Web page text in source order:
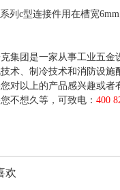
系列c型连接件用在槽宽
集团是一家从事工业五金
术、制冷技术和消防设
对以上的产品感兴趣或者
不想久等，可致电： 400
欢